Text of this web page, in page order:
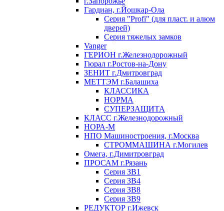
Гардиан, г.Йошкар-Ола
Серия "Profi" (для пласт. и алюм
дверей)
Серия тяжелых замков
Vanger
ГЕРИОН г.Железнодорожный
Гюрал г.Ростов-на-Дону
ЗЕНИТ г.Дмитровград
МЕТТЭМ г.Балашиха
КЛАССИКА
НОРМА
СУПЕРЗАЩИТА
КЛАСС г.Железнодорожный
НОРА-М
НПО Машиностроения, г.Москва
СТРОММАШИНА г.Могилев
Омега, г.Димитровград
ПРОСАМ г.Рязань
Серия ЗВ1
Серия ЗВ4
Серия ЗВ8
Серия ЗВ9
РЕДУКТОР г.Ижевск